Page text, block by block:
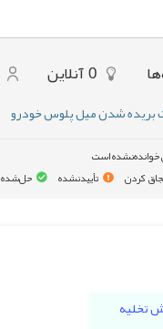
0آنلاین
بریده شدن میل پلوس خودرو
خوانده‌نشده است
کردن تأییدنشده حل‌شده
تخلیه